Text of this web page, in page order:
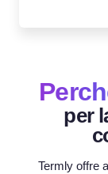
per
Termly offre